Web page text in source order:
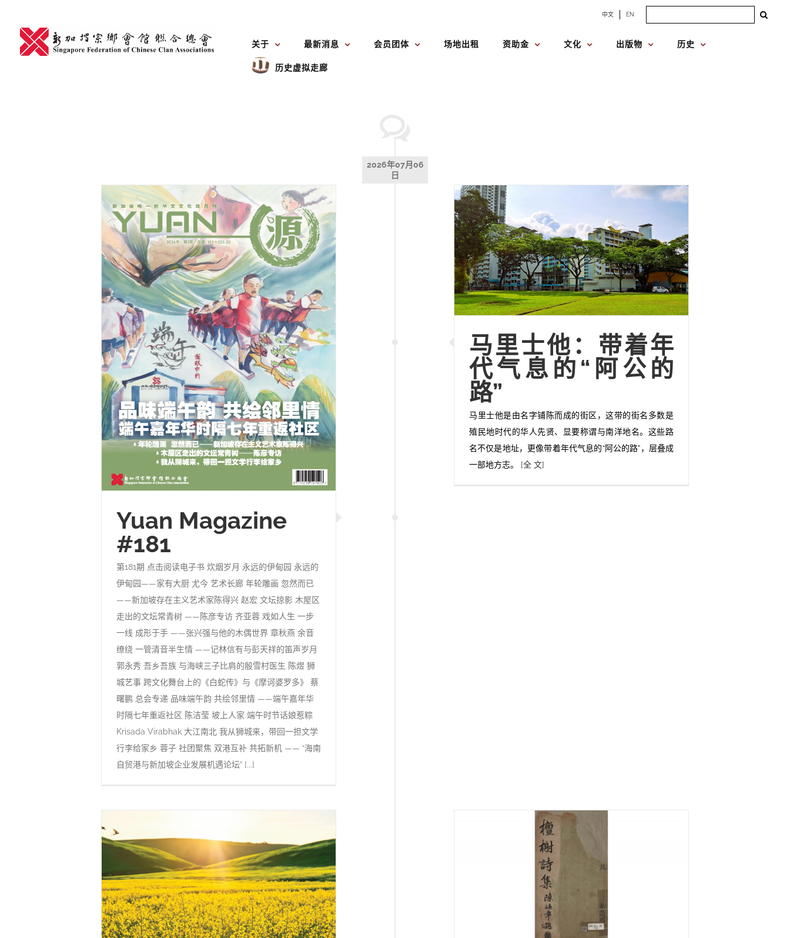
content
中文 EN
关于
最新消息 会员团体 场地出租 资助金 文化 出版物 历史
历史虚拟走廊
2026年07月06
日
Yuan Magazine
#181
第181期 点击阅读电子书 炊烟岁月 永远的伊甸园 永远的
伊甸园——家有大厨 尤今 艺术长廊 年轮雕画 忽然而已
——新加坡存在主义艺术家陈得兴 赵宏 文坛掠影 木屋区
走出的文坛常青树 ——陈彦专访 齐亚蓉 戏如人生 一步
一线 成形于手 ——张兴强与他的木偶世界 章秋燕 余音
缭绕 一管清音半生情 ——记林信有与彭天祥的笛声岁月
郭永秀 吾乡吾族 与海峡三子比肩的殷雪村医生 陈煜 狮
城艺事 跨文化舞台上的《白蛇传》与《摩诃婆罗多》 蔡
曙鹏 总会专递 品味端午韵 共绘邻里情 ——端午嘉年华
时隔七年重返社区 陈洁莹 坡上人家 端午时节话娘惹粽
Krisada Virabhak 大江南北 我从狮城来，带回一担文学
行李给家乡 蓉子 社团聚焦 双港互补 共拓新机 —— “海南
自贸港与新加坡企业发展机遇论坛” [...]
马里士他：带着年
代气息的“阿公的
路”
马里士他是由名字铺陈而成的街区，这带的街名多数是
殖民地时代的华人先贤、显要称谓与南洋地名。这些路
名不仅是地址，更像带着年代气息的“阿公的路”，层叠成
一部地方志。 [全 文]